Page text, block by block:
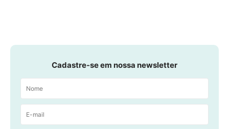
Cadastre-se em nossa newsletter